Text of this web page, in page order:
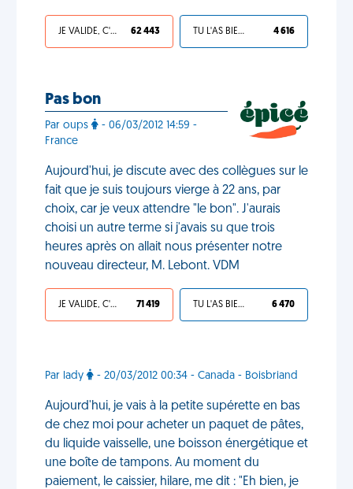
JE VALIDE, C'EST UNE VDM 62 443 TU L'AS BIEN MÉRITÉ 4 616
Pas bon
Par oups
- 06/03/2012 14:59 -
France
Aujourd'hui, je discute avec des collègues sur le
fait que je suis toujours vierge à 22 ans, par
choix, car je veux attendre "le bon". J'aurais
choisi un autre terme si j'avais su que trois
heures après on allait nous présenter notre
nouveau directeur, M. Lebont. VDM
JE VALIDE, C'EST UNE VDM 71 419 TU L'AS BIEN MÉRITÉ 6 470
Par lady - 20/03/2012 00:34 - Canada - Boisbriand
Aujourd'hui, je vais à la petite supérette en bas
de chez moi pour acheter un paquet de pâtes,
du liquide vaisselle, une boisson énergétique et
une boîte de tampons. Au moment du
paiement, le caissier, hilare, me dit : "Eh bien, je